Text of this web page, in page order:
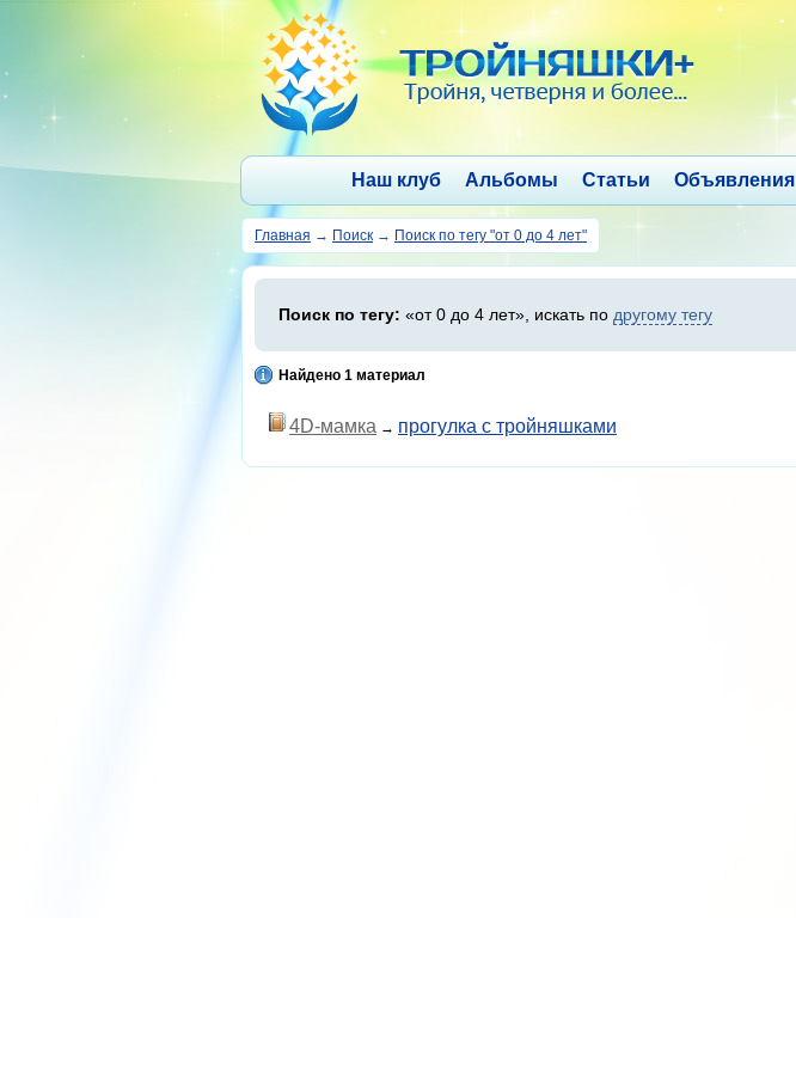
Наш клуб Альбомы Статьи Объявления
Главная → Поиск → Поиск по тегу "от 0 до 4 лет"
Поиск по тегу: «от 0 до 4 лет», искать по другому тегу
Найдено 1 материал
4D-мамка → прогулка с тройняшками